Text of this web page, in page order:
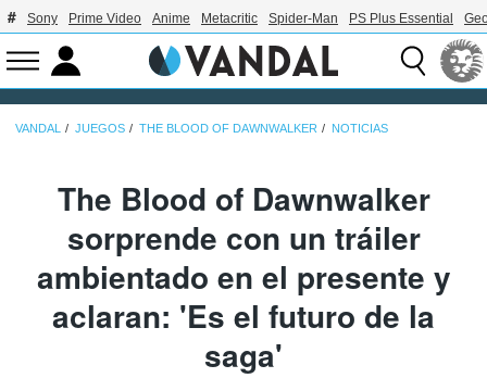
Sony Prime Video Anime Metacritic Spider-Man PS Plus Essential
VANDAL JUEGOS THE BLOOD OF DAWNWALKER NOTICIAS
The Blood of Dawnwalker
sorprende con un tráiler
ambientado en el presente y
aclaran: 'Es el futuro de la
saga'